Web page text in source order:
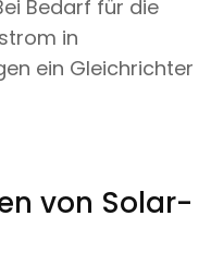
Bedarf für die
in
ein Gleichrichter
von Solar-